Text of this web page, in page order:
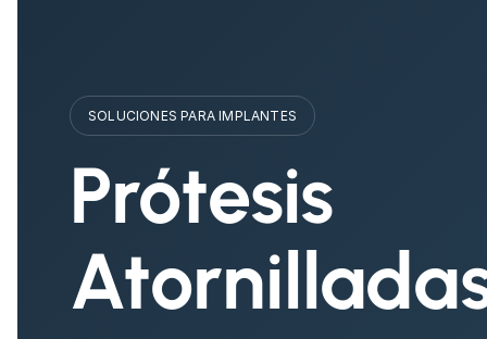
SOLUCIONES PARA IMPLANTES
Prótesis